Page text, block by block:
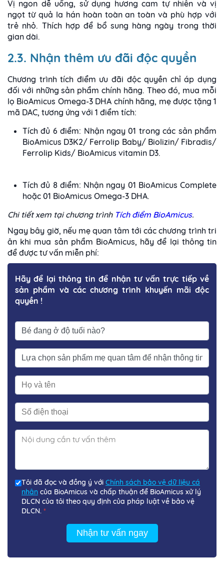
Vị ngon dễ uống, sử dụng hương cam tự nhiên và vị
ngọt từ quả la hán hoàn toàn an toàn và phù hợp với
trẻ nhỏ. Thích hợp để bổ sung hàng ngày trong thời
gian dài.
2.3. Nhận thêm ưu đãi độc quyền
Chương trình tích điểm ưu đãi độc quyền chỉ áp dụng
đối với những sản phẩm chính hãng. Theo đó, mua mỗi
lọ BioAmicus Omega-3 DHA chính hãng, mẹ được tặng 1
mã DAC, tương ứng với 1 điểm tích:
Tích đủ 6 điểm: Nhận ngay 01 trong các sản phẩm
BioAmicus D3K2/ Ferrolip Baby/ Biolizin/ Fibradis/
Ferrolip Kids/ BioAmicus vitamin D3.
Tích đủ 8 điểm: Nhận ngay 01 BioAmicus Complete
hoặc 01 BioAmicus Omega-3 DHA.
Chi tiết xem tại chương trình Tích điểm BioAmicus.
Ngay bây giờ, nếu mẹ quan tâm tới các chương trình tri
ân khi mua sản phẩm BioAmicus, hãy để lại thông tin
để được tư vấn miễn phí:
Hãy để lại thông tin để nhận tư vấn trực tiếp về
sản phẩm và các chương trình khuyến mãi độc
quyền !
Tôi đã đọc và đồng ý với Chính sách bảo vệ dữ liệu cá
nhân của BioAmicus và chấp thuận để BioAmicus xử lý
DLCN của tôi theo quy định của pháp luật về bảo vệ
DLCN. *
Nhận tư vấn ngay